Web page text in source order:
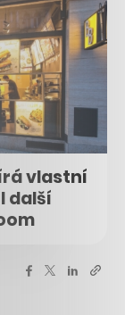
vlastní
další